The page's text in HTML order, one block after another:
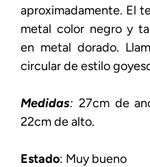
aproximadamente. El
metal color negro y
en metal dorado.
circular de estilo
Medidas: 27cm de
22cm de alto.
Estado: Muy bueno